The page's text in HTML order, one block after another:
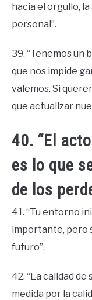
hacia el orgullo,
personal”.
39. “Tenemos un
que nos impide
valemos. Si
que actualizar
40. “El
es lo que
de los
41. “Tu entorno
importante, pero
futuro”.
42. “La calidad
medida por la